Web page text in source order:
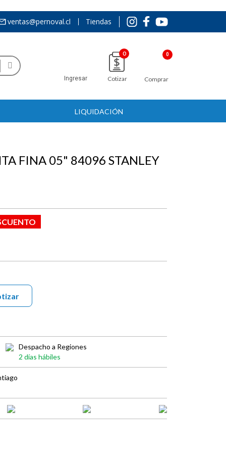
ventas@pernoval.cl Tiendas
Ingresar
0
Cotizar Comprar
LIQUIDACIÓN
FINA 05" 84096 STANLEY
Despacho a Regiones
2 días hábiles